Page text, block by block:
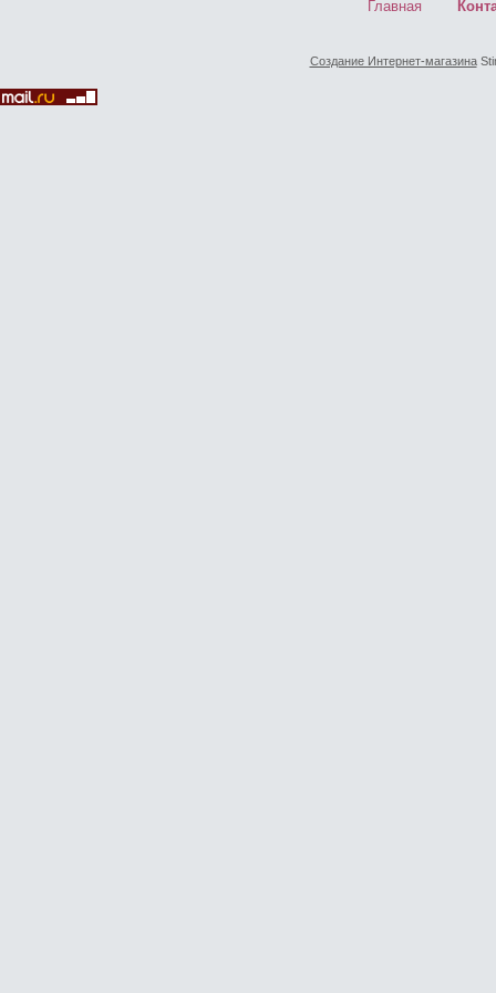
Главная
Создание Интернет-магазина